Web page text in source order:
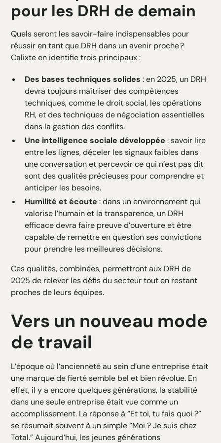
pour les DRH de demain
Quels seront les savoir-faire indispensables pour
réussir en tant que DRH dans un avenir proche ?
Calixte en identifie trois principaux :
Des bases techniques solides : en 2025, un DRH
devra toujours maîtriser des compétences
techniques, comme le droit social, les opérations
RH, et des techniques de négociation essentielles
dans la gestion des conflits.
Une intelligence sociale développée : savoir lire
entre les lignes, déceler les signaux faibles dans
une conversation et percevoir ce qui n’est pas dit
sont des qualités précieuses pour comprendre et
anticiper les besoins.
Humilité et écoute : dans un environnement qui
valorise l’humain et la transparence, un DRH
efficace devra faire preuve d’ouverture et être
capable de remettre en question ses convictions
pour prendre les meilleures décisions.
Ces qualités, combinées, permettront aux DRH de
2025 de relever les défis du secteur tout en restant
proches de leurs équipes.
Vers un nouveau mode
de travail
L’époque où l’ancienneté au sein d’une entreprise était
une marque de fierté semble bel et bien révolue. En
effet, il y a encore quelques générations, la stabilité
dans une seule entreprise était vue comme un
accomplissement. La réponse à “Et toi, tu fais quoi ?”
se résumait souvent à un simple “Moi ? Je suis chez
Total.” Aujourd’hui, les jeunes générations